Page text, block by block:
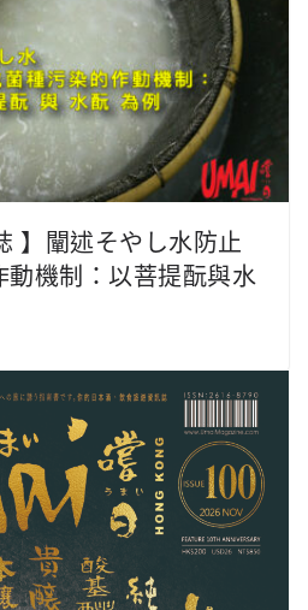
】闡述そやし水防止
動機制：以菩提酛與水